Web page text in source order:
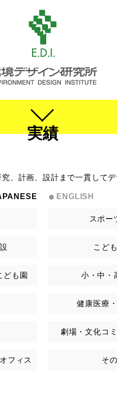
実績
、計画、設計まで一貫して
ENGLISH
スポー
こど
ども園 小・中・
健康医療
劇場・文化コ
フィス そ